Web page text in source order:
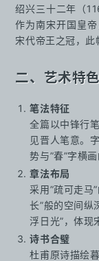
绍兴三十二年（
作为南宋开国皇
宋代帝王之冠，此
二、艺术特色
笔法特征
全篇以中锋行
见晋人笔意。
势与”春”字横
章法布局
采用”疏可走马
长”般的空间纵
浮日光”，体现
诗书合璧
杜甫原诗描绘